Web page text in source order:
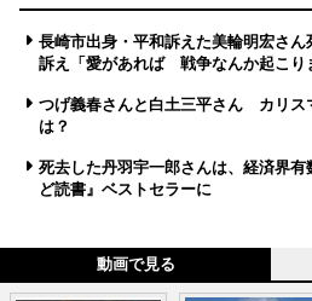
長崎市出身・平和訴えた美輪明宏さ
訴え「愛があれば 戦争なんか起こり
つげ義春さんと白土三平さん カリス
は？
死去した丹羽宇一郎さんは、経済界
ど読書』ベストセラーに
動画で見る